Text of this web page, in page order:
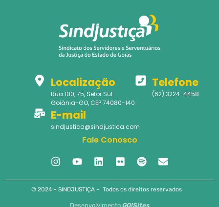
Localização
Rua 100, 75, Setor Sul
Goiânia-GO, CEP 74080-140
Telefone
(62) 3224-4458
E-mail
sindjustica@sindjustica.com
Fale Conosco
© 2024 – SINDJUSTIÇA – Todos os direitos reservados
Desenvolvimento GO!Sites